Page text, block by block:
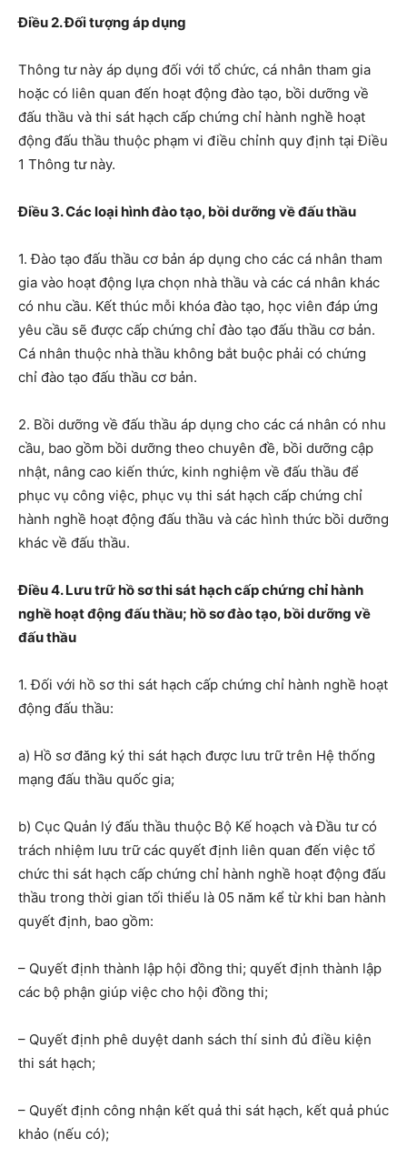
Điều 2. Đối tượng áp dụng
Thông tư này áp dụng đối với tổ chức, cá nhân tham gia
hoặc có liên quan đến hoạt động đào tạo, bồi dưỡng về
đấu thầu và thi sát hạch cấp chứng chỉ hành nghề hoạt
động đấu thầu thuộc phạm vi điều chỉnh quy định tại Điều
1 Thông tư này.
Điều 3. Các loại hình đào tạo, bồi dưỡng về đấu thầu
1. Đào tạo đấu thầu cơ bản áp dụng cho các cá nhân tham
gia vào hoạt động lựa chọn nhà thầu và các cá nhân khác
có nhu cầu. Kết thúc mỗi khóa đào tạo, học viên đáp ứng
yêu cầu sẽ được cấp chứng chỉ đào tạo đấu thầu cơ bản.
Cá nhân thuộc nhà thầu không bắt buộc phải có chứng
chỉ đào tạo đấu thầu cơ bản.
2. Bồi dưỡng về đấu thầu áp dụng cho các cá nhân có nhu
cầu, bao gồm bồi dưỡng theo chuyên đề, bồi dưỡng cập
nhật, nâng cao kiến thức, kinh nghiệm về đấu thầu để
phục vụ công việc, phục vụ thi sát hạch cấp chứng chỉ
hành nghề hoạt động đấu thầu và các hình thức bồi dưỡng
khác về đấu thầu.
Điều 4. Lưu trữ hồ sơ thi sát hạch cấp chứng chỉ hành
nghề hoạt động đấu thầu; hồ sơ đào tạo, bồi dưỡng về
đấu thầu
1. Đối với hồ sơ thi sát hạch cấp chứng chỉ hành nghề hoạt
động đấu thầu:
a) Hồ sơ đăng ký thi sát hạch được lưu trữ trên Hệ thống
mạng đấu thầu quốc gia;
b) Cục Quản lý đấu thầu thuộc Bộ Kế hoạch và Đầu tư có
trách nhiệm lưu trữ các quyết định liên quan đến việc tổ
chức thi sát hạch cấp chứng chỉ hành nghề hoạt động đấu
thầu trong thời gian tối thiểu là 05 năm kể từ khi ban hành
quyết định, bao gồm:
– Quyết định thành lập hội đồng thi; quyết định thành lập
các bộ phận giúp việc cho hội đồng thi;
– Quyết định phê duyệt danh sách thí sinh đủ điều kiện
thi sát hạch;
– Quyết định công nhận kết quả thi sát hạch, kết quả phúc
khảo (nếu có);